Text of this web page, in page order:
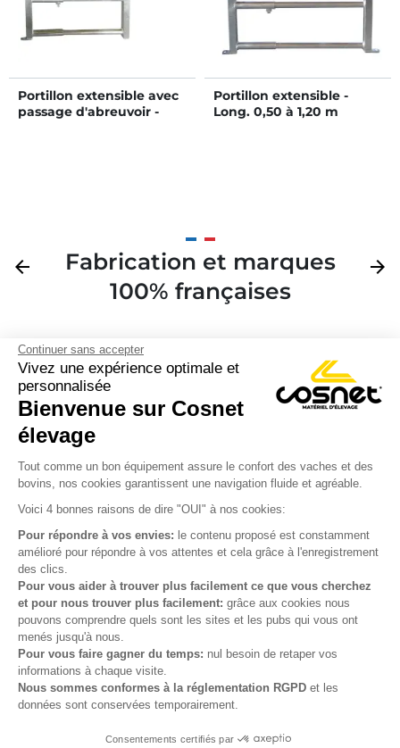
Continuer sans accepter
Vivez une expérience optimale et
personnalisée
Bienvenue sur Cosnet
élevage
Tout comme un bon équipement assure le confort des vaches et des
bovins, nos cookies garantissent une navigation fluide et agréable.
Voici 4 bonnes raisons de dire "OUI" à nos cookies:
Pour répondre à vos envies: le contenu proposé est constamment
amélioré pour répondre à vos attentes et cela grâce à l'enregistrement
des clics.
Pour vous aider à trouver plus facilement ce que vous cherchez
et pour nous trouver plus facilement: grâce aux cookies nous
pouvons comprendre quels sont les sites et les pubs qui vous ont
menés jusqu'à nous.
Pour vous faire gagner du temps: nul besoin de retaper vos
informations à chaque visite.
Nous sommes conformes à la réglementation RGPD et les
données sont conservées temporairement.
Consentements certifiés par
Portillon extensible avec
passage d'abreuvoir -
Portillon extensible -
Long. 0,50 à 1,20 m
Précédent
arrow_back
Fabrication et marques
100% françaises
arrow_forward
Produits
Notre société
Votre compte
Informations
© Cosnet 2026 -Réalisation site e-commerce